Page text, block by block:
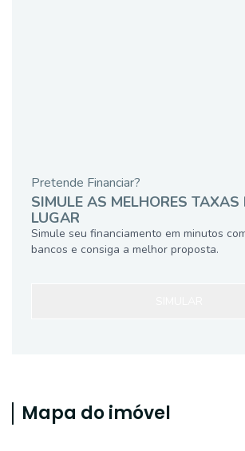
Pretende Financiar?
SIMULE AS MELHORES TAXAS
LUGAR
Simule seu financiamento em minutos
bancos e consiga a melhor proposta.
Mapa do imóvel